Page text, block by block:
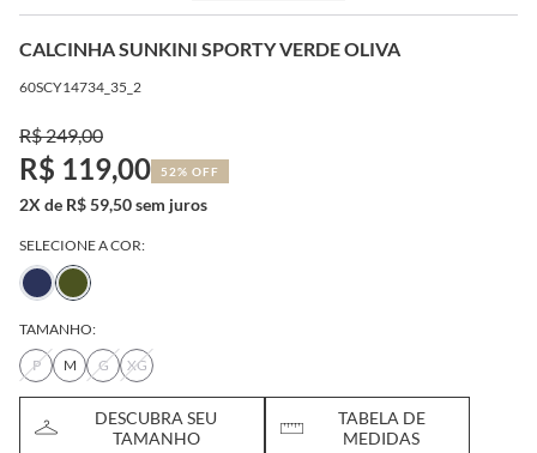
CALCINHA SUNKINI SPORTY VERDE OLIVA
60SCY14734_35_2
R$ 249,00
R$ 119,00 52% OFF
2X de R$ 59,50 sem juros
SELECIONE A COR:
TAMANHO:
P
M G XG
DESCUBRA SEU
TAMANHO
TABELA DE
MEDIDAS